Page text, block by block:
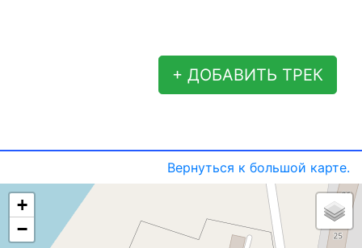
+ ДОБАВИТЬ ТРЕК
Вернуться к большой карте.
+
−